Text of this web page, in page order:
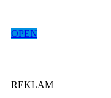
OPEN
REKLAM